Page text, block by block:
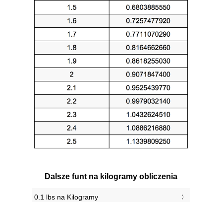
Dalsze funt na kilogramy obliczenia
0.1 lbs na Kilogramy